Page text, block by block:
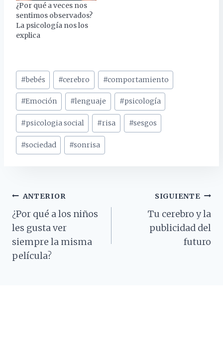
¿Por qué a veces nos
sentimos observados?
La psicología nos los
explica
Etiquetas
de
la
entrada:
#bebés #cerebro #comportamiento
#Emoción #lenguaje #psicología
#psicologia social #risa #sesgos
#sociedad #sonrisa
Navegación
De
Entradas
ANTERIOR
¿Por qué a los niños
les gusta ver
siempre la misma
película?
SIGUIENTE
Tu cerebro y la
publicidad del
futuro